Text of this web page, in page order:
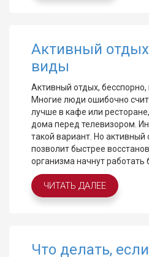
Активный
виды
Активный отдых,
Многие люди ошибочно
лучше в кафе или
дома перед телевизором.
такой вариант. Но активный
позволит быстрее
организма начнут работать
ЧИТАТЬ ДАЛЕЕ
Что делать,